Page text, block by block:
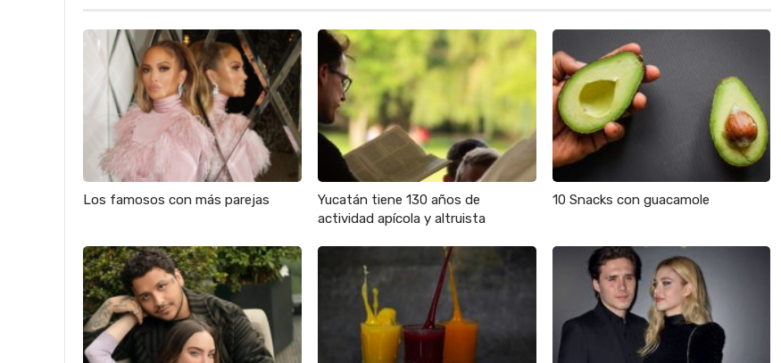
Los famosos con más parejas
Yucatán tiene 130 años de
actividad apícola y altruista
10 Snacks con guacamole